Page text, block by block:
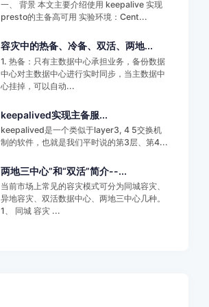
一、 背景 本文主要介绍使用 keepalive 实现
presto的主备高可用 实验环境：Cent...
容灾中的热备、冷备、双活、两地...
1. 热备：只有主数据中心承担业务，备份数据
中心对主数据中心进行实时同步，当主数据中
心挂掉，可以自动...
keepalived实现主备服...
keepalived是一个类似于layer3, 4 5交换机
制的软件，也就是我们平时说的第3层、第4...
两地三中心”和“双活”简介--...
当前市场上常见的容灾模式可分为同城容灾、
异地容灾、双活数据中心、两地三中心几种。
1、 同城 容灾 ...